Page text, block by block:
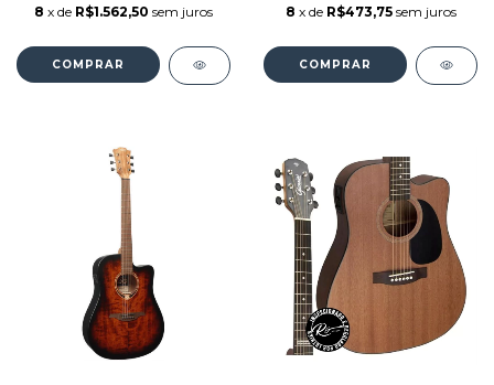
8 x de R$1.562,50 sem juros
8 x de R$473,75 sem juros